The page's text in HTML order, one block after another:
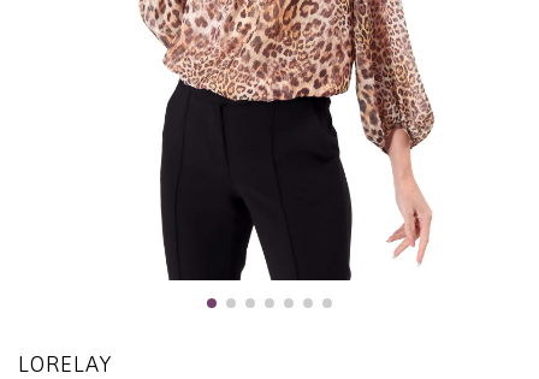
LORELAY